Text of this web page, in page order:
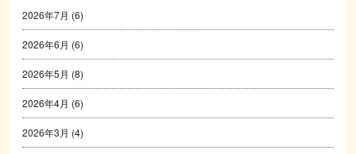
2026年7月 (6)
2026年6月 (6)
2026年5月 (8)
2026年4月 (6)
2026年3月 (4)